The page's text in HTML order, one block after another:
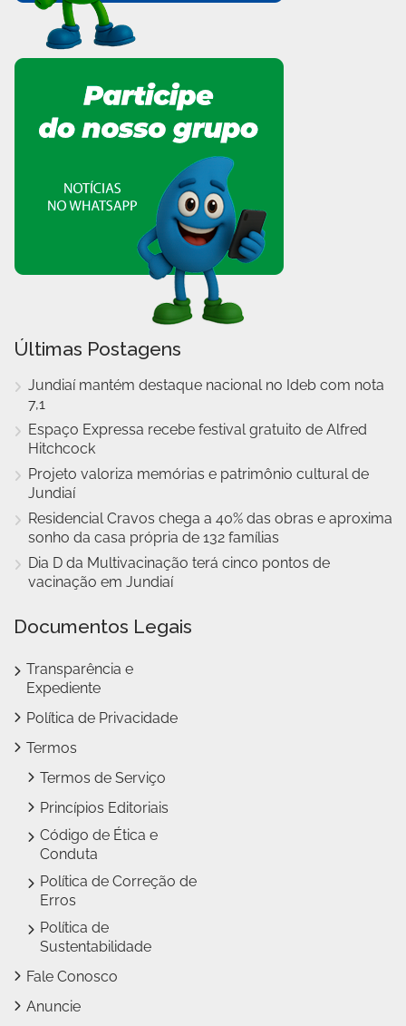
Últimas Postagens
Jundiaí mantém destaque nacional no Ideb com nota
7,1
Espaço Expressa recebe festival gratuito de Alfred
Hitchcock
Projeto valoriza memórias e patrimônio cultural de
Jundiaí
Residencial Cravos chega a 40% das obras e aproxima
sonho da casa própria de 132 famílias
Dia D da Multivacinação terá cinco pontos de
vacinação em Jundiaí
Documentos Legais
Transparência e
Expediente
Política de Privacidade
Termos
Termos de Serviço
Princípios Editoriais
Código de Ética e
Conduta
Política de Correção de
Erros
Política de
Sustentabilidade
Fale Conosco
Anuncie